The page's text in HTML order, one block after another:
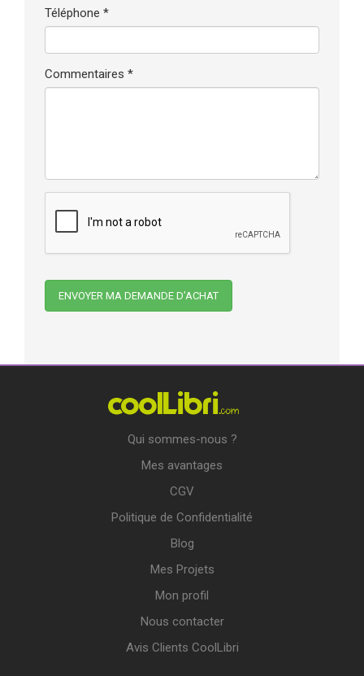
Téléphone *
Commentaires *
Qui sommes-nous ?
Mes avantages
CGV
Politique de Confidentialité
Blog
Mes Projets
Mon profil
Nous contacter
Avis Clients CoolLibri